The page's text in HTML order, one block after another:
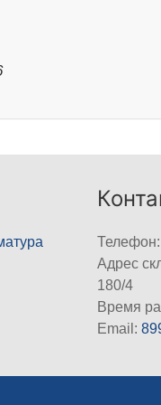
Адрес
180/4
Время
Email: